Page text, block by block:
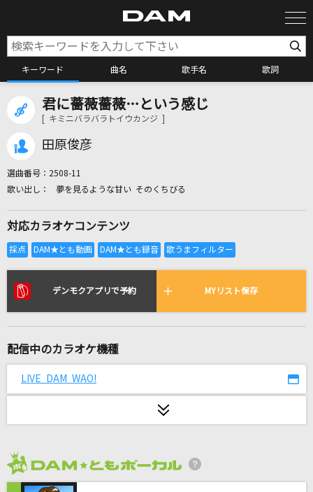
キーワード 曲名 歌手名 歌詞
カラオケ検索
全国りれき
リアルタイムで歌われている曲の一覧
ワタリドリ
夏祭り
君に薔薇薔薇…という感じ
[ キミニバラバラトイウカンジ ]
田原俊彦
選曲番号： 2508-11
夢を見るような甘い そのくちびる
対応カラオケコンテンツ
デンモクアプリで予約 MYリスト保存
配信中のカラオケ機種
LIVE DAM WAO!